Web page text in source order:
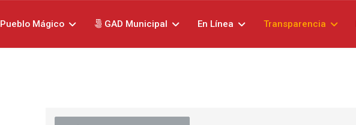
Pueblo Mágico GAD Municipal En Línea Transparencia